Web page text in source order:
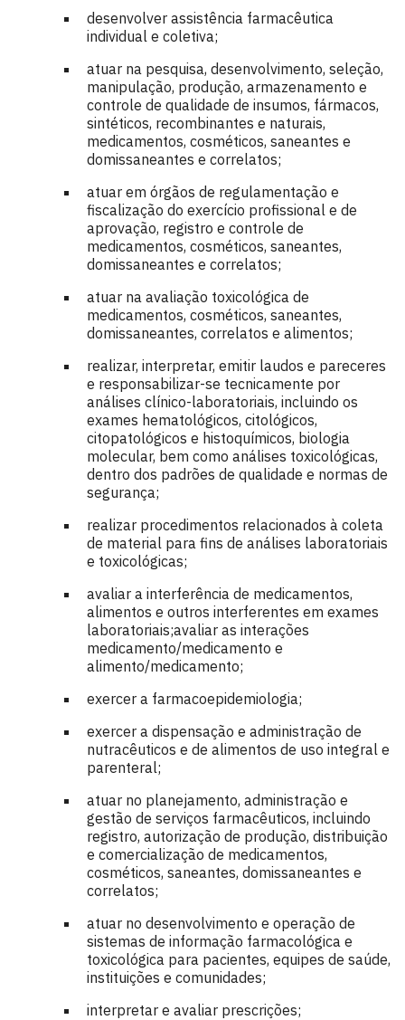
desenvolver assistência farmacêutica
individual e coletiva;
atuar na pesquisa, desenvolvimento, seleção,
manipulação, produção, armazenamento e
controle de qualidade de insumos, fármacos,
sintéticos, recombinantes e naturais,
medicamentos, cosméticos, saneantes e
domissaneantes e correlatos;
atuar em órgãos de regulamentação e
fiscalização do exercício profissional e de
aprovação, registro e controle de
medicamentos, cosméticos, saneantes,
domissaneantes e correlatos;
atuar na avaliação toxicológica de
medicamentos, cosméticos, saneantes,
domissaneantes, correlatos e alimentos;
realizar, interpretar, emitir laudos e pareceres
e responsabilizar-se tecnicamente por
análises clínico-laboratoriais, incluindo os
exames hematológicos, citológicos,
citopatológicos e histoquímicos, biologia
molecular, bem como análises toxicológicas,
dentro dos padrões de qualidade e normas de
segurança;
realizar procedimentos relacionados à coleta
de material para fins de análises laboratoriais
e toxicológicas;
avaliar a interferência de medicamentos,
alimentos e outros interferentes em exames
laboratoriais;avaliar as interações
medicamento/medicamento e
alimento/medicamento;
exercer a farmacoepidemiologia;
exercer a dispensação e administração de
nutracêuticos e de alimentos de uso integral e
parenteral;
atuar no planejamento, administração e
gestão de serviços farmacêuticos, incluindo
registro, autorização de produção, distribuição
e comercialização de medicamentos,
cosméticos, saneantes, domissaneantes e
correlatos;
atuar no desenvolvimento e operação de
sistemas de informação farmacológica e
toxicológica para pacientes, equipes de saúde,
instituições e comunidades;
interpretar e avaliar prescrições;